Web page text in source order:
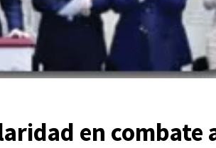
en combate